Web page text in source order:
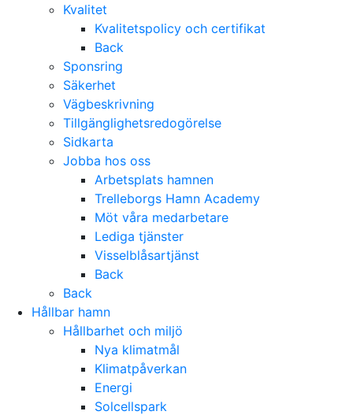
Kvalitet
Kvalitetspolicy och certifikat
Back
Sponsring
Säkerhet
Vägbeskrivning
Tillgänglighetsredogörelse
Sidkarta
Jobba hos oss
Arbetsplats hamnen
Trelleborgs Hamn Academy
Möt våra medarbetare
Lediga tjänster
Visselblåsartjänst
Back
Back
Hållbar hamn
Hållbarhet och miljö
Nya klimatmål
Klimatpåverkan
Energi
Solcellspark